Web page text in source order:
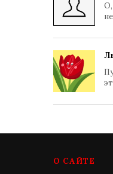
О,
О САЙТЕ